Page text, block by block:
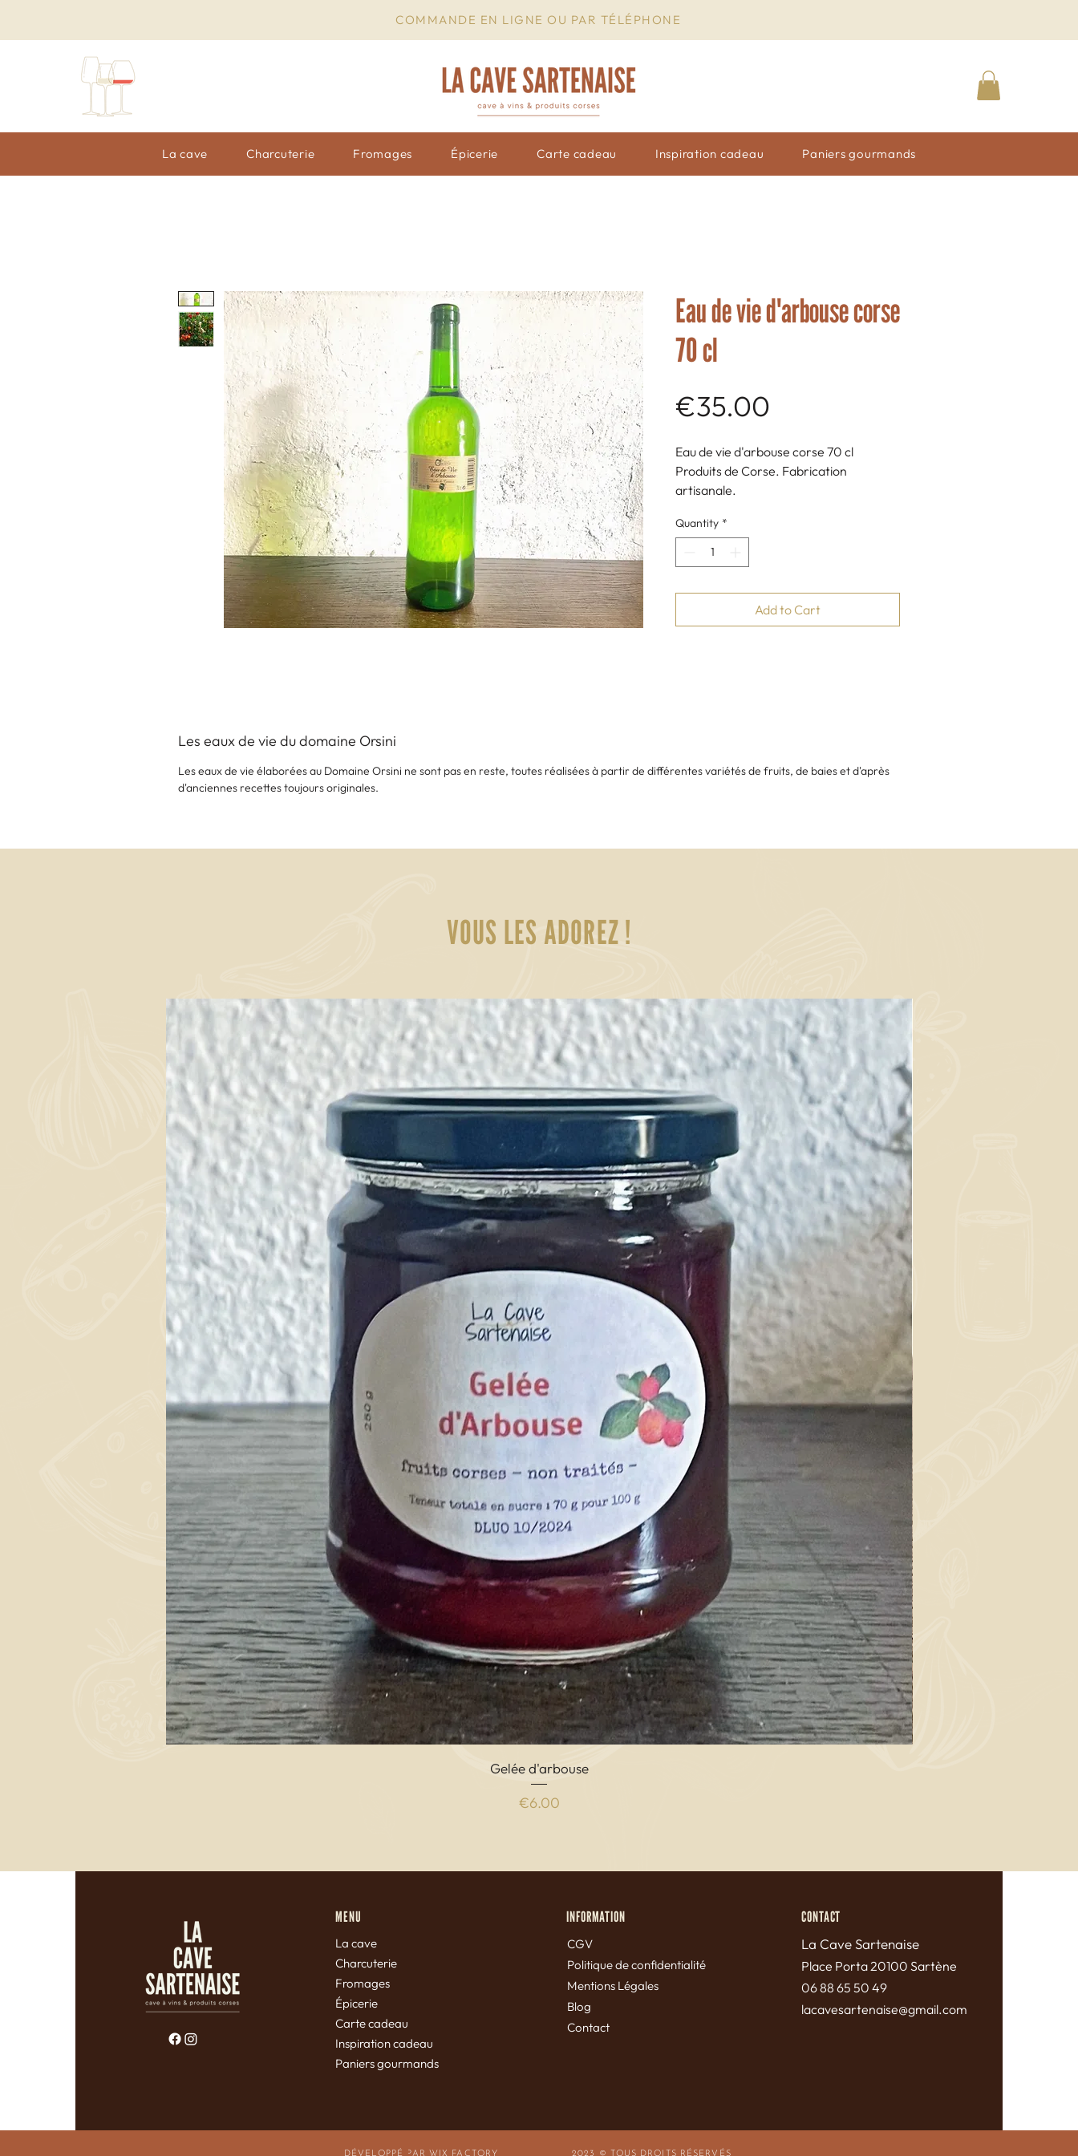
COMMANDE EN LIGNE OU PAR TÉLÉPHONE
La cave Charcuterie Fromages Épicerie Carte cadeau Inspiration cadeau Paniers gourmands
Eau de vie d'arbouse corse
70 cl
€35.00
Eau de vie d'arbouse corse 70 cl
Produits de Corse. Fabrication
artisanale.
Domaine Orsini
Quantity *
Add to Cart
Les eaux de vie du domaine Orsini
Les eaux de vie élaborées au Domaine Orsini ne sont pas en reste, toutes réalisées à partir de différentes variétés de fruits, de baies et d'après
d'anciennes recettes toujours originales.
VOUS LES ADOREZ !
Quick View
Gelée d'arbouse
Price
€6.00
MENU
La cave
Charcuterie
Fromages
Épicerie
Carte cadeau
Inspiration cadeau
Paniers gourmands
INFORMATION
CGV
Politique de confidentialité
Mentions Légales
Blog
Contact
CONTACT
La Cave Sartenaise
Place Porta 20100 Sartène
06 88 65 50 49
lacavesartenaise@gmail.com
DÉVELOPPÉ PAR WIX FACTORY 2023 © TOUS DROITS RÉSERVÉS